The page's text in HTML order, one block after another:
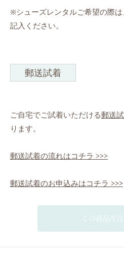
※シューズレンタルご希望の際
記入ください。
郵送試着
ご自宅でご試着いただける郵送
ります。
郵送試着の流れはコチラ >>>
郵送試着のお申込みはコチラ >>>
この商品を